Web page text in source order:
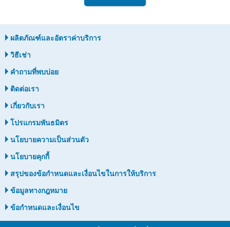
ผลิตภัณฑ์และอัตราค่าบริการ
วิธีเช่า
คำถามที่พบบ่อย
ติดต่อเรา
เกี่ยวกับเรา
โปรแกรมพันธมิตร
นโยบายความเป็นส่วนตัว
นโยบายคุกกี้
สรุปของข้อกำหนดและเงื่อนไขในการให้บริการ
ข้อมูลทางกฎหมาย
ข้อกำหนดและเงื่อนไข